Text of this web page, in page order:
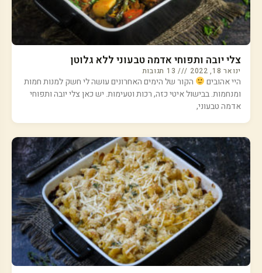
צלי יובה ותפוחי אדמה טבעוני ללא גלוטן
ינואר 18, 2022
היי אהובים
הקור של הימים האחרונים עושה לי חשק למנות חמות
ומנחמות. בבישול איטי כזה, רכות וטעימות. יש כאן צלי יובה ותפוחי
אדמה טבעוני,